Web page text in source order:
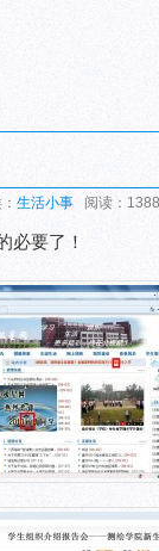
生活小事 阅读：
必要了！